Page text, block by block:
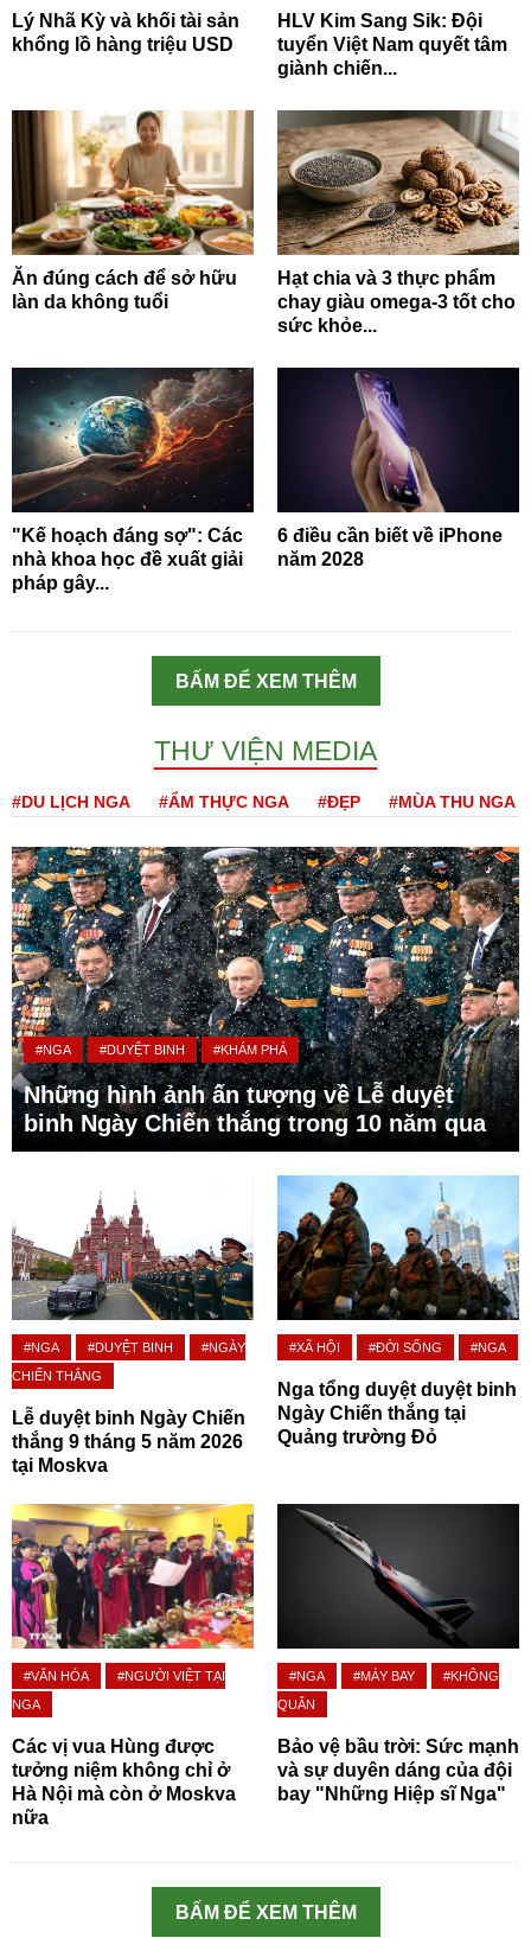
Lý Nhã Kỳ và khối tài sản
khổng lồ hàng triệu USD
HLV Kim Sang Sik: Đội
tuyển Việt Nam quyết tâm
giành chiến...
Ăn đúng cách để sở hữu
làn da không tuổi
Hạt chia và 3 thực phẩm
chay giàu omega-3 tốt cho
sức khỏe...
"Kế hoạch đáng sợ": Các
nhà khoa học đề xuất giải
pháp gây...
6 điều cần biết về iPhone
năm 2028
BẤM ĐỂ XEM THÊM
THƯ VIỆN MEDIA
#DU LỊCH NGA #ẨM THỰC NGA #ĐẸP #MÙA THU NGA
#NGA #DUYỆT BINH #KHÁM PHÁ
Những hình ảnh ấn tượng về Lễ duyệt
binh Ngày Chiến thắng trong 10 năm qua
#NGA #DUYỆT BINH
#NGÀY
CHIẾN THẮNG
Lễ duyệt binh Ngày Chiến
thắng 9 tháng 5 năm 2026
tại Moskva
#XÃ HỘI #ĐỜI SỐNG #NGA
Nga tổng duyệt duyệt binh
Ngày Chiến thắng tại
Quảng trường Đỏ
#VĂN HÓA
#NGƯỜI VIỆT TẠI
NGA
Các vị vua Hùng được
tưởng niệm không chỉ ở
Hà Nội mà còn ở Moskva
nữa
#NGA #MÁY BAY
#KHÔNG
QUÂN
Bảo vệ bầu trời: Sức mạnh
và sự duyên dáng của đội
bay "Những Hiệp sĩ Nga"
BẤM ĐỂ XEM THÊM